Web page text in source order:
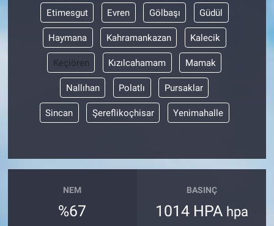
Etimesgut Evren Gölbaşı Güdül
Haymana Kahramankazan Kalecik
Keçiören Kızılcahamam Mamak
Nallıhan Polatlı Pursaklar
Sincan Şereflikoçhisar Yenimahalle
NEM
%67
BASINÇ
1014 HPA hpa